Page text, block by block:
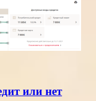
или нет